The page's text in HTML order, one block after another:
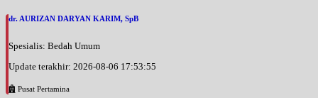
dr. AURIZAN DARYAN KARIM, SpB
Spesialis: Bedah Umum
Update terakhir: 2026-08-06 17:53:55
Pusat Pertamina